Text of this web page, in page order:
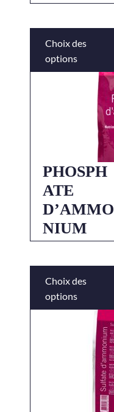
PHOSPH
ATE
D’AMMO
NIUM
Choix des
options
Choix des
options